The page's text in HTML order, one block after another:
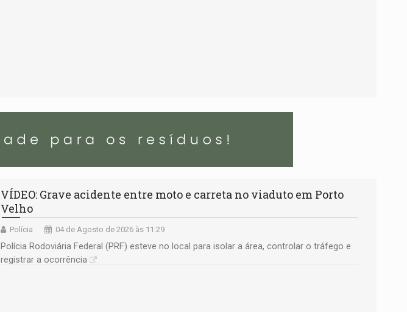
VÍDEO: Grave acidente entre moto e carreta no viaduto em Porto
Velho
Polícia 04 de Agosto de 2026 às 11:29
Polícia Rodoviária Federal (PRF) esteve no local para isolar a área, controlar o tráfego e
registrar a ocorrência